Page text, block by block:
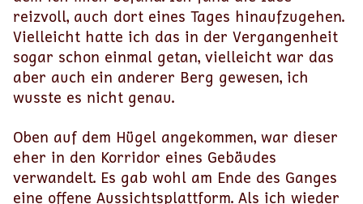
reizvoll, auch dort eines Tages hinaufzugehen.
Vielleicht hatte ich das in der Vergangenheit
sogar schon einmal getan, vielleicht war das
aber auch ein anderer Berg gewesen, ich
wusste es nicht genau.
Oben auf dem Hügel angekommen, war dieser
eher in den Korridor eines Gebäudes
verwandelt. Es gab wohl am Ende des Ganges
eine offene Aussichtsplattform. Als ich wieder